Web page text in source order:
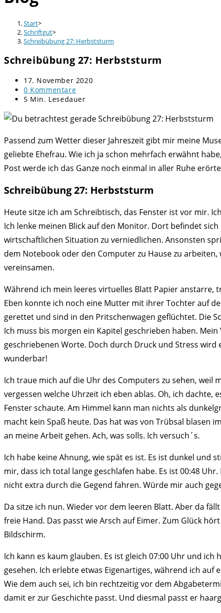
Start>
Schriftgut>
Schreibübung 27: Herbststurm
Schreibübung 27: Herbststurm
Beitrag
veröffentlicht:
17. November 2020
Beitrags-
Kommentare:
0 Kommentare
Lesedauer:
5 Min. Lesedauer
Passend zum Wetter dieser Jahreszeit gibt mir meine
geliebte Ehefrau. Wie ich ja schon mehrfach erwähnt
Post werde ich das Ganze noch einmal in aller Ruhe
Schreibübung 27: Herbststurm
Heute sitze ich am Schreibtisch, das Fenster ist vor mir.
Ich lenke meinen Blick auf den Monitor. Dort befindet
wirtschaftlichen Situation zu verniedlichen. Ansonsten
dem Notebook oder den Computer zu Hause zu
vereinsamen.
Während ich mein leeres virtuelles Blatt Papier anstarre,
Eben konnte ich noch eine Mutter mit ihrer Tochter auf
gerettet und sind in den Pritschenwagen geflüchtet. Die
Ich muss bis morgen ein Kapitel geschrieben haben.
geschriebenen Worte. Doch durch Druck und Stress
wunderbar!
Ich traue mich auf die Uhr des Computers zu sehen,
vergessen welche Uhrzeit ich eben ablas. Oh, ich
Fenster schaute. Am Himmel kann man nichts als
macht kein Spaß heute. Das hat was von Trübsal blasen
an meine Arbeit gehen. Ach, was solls. Ich versuch´s.
Ich habe keine Ahnung, wie spät es ist. Es ist dunkel und
mir, dass ich total lange geschlafen habe. Es ist 00:48
nicht extra durch die Gegend fahren. Würde mir auch
Da sitze ich nun. Wieder vor dem leeren Blatt. Aber da
freie Hand. Das passt wie Arsch auf Eimer. Zum Glück
Bildschirm.
Ich kann es kaum glauben. Es ist gleich 07:00 Uhr und
gesehen. Ich erlebte etwas Eigenartiges, während ich auf
Wie dem auch sei, ich bin rechtzeitig vor dem
damit er zur Geschichte passt. Und diesmal passt er